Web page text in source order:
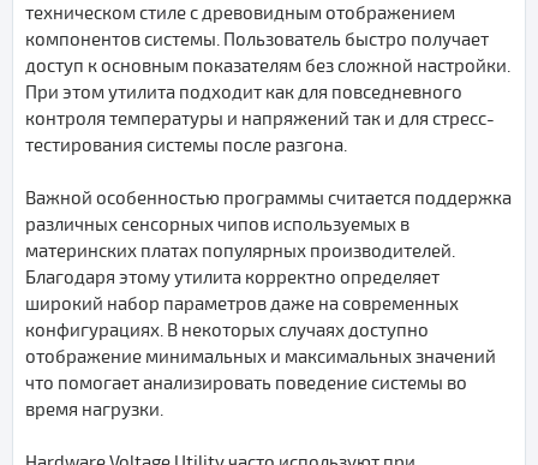
техническом стиле с древовидным отображением
компонентов системы. Пользователь быстро получает
доступ к основным показателям без сложной настройки.
При этом утилита подходит как для повседневного
контроля температуры и напряжений так и для стресс-
тестирования системы после разгона.
Важной особенностью программы считается поддержка
различных сенсорных чипов используемых в
материнских платах популярных производителей.
Благодаря этому утилита корректно определяет
широкий набор параметров даже на современных
конфигурациях. В некоторых случаях доступно
отображение минимальных и максимальных значений
что помогает анализировать поведение системы во
время нагрузки.